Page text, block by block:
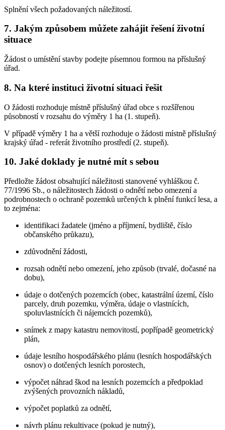
Splnění všech požadovaných náležitostí.
7. Jakým způsobem můžete zahájit řešení životní
situace
Žádost o umístění stavby podejte písemnou formou na příslušný
úřad.
8. Na které instituci životní situaci řešit
O žádosti rozhoduje místně příslušný úřad obce s rozšířenou
působností v rozsahu do výměry 1 ha (1. stupeň).
V případě výměry 1 ha a větší rozhoduje o žádosti místně příslušný
krajský úřad - referát životního prostředí (2. stupeň).
10. Jaké doklady je nutné mít s sebou
Předložte žádost obsahující náležitosti stanovené vyhláškou č.
77/1996 Sb., o náležitostech žádosti o odnětí nebo omezení a
podrobnostech o ochraně pozemků určených k plnění funkcí lesa, a
to zejména:
identifikaci žadatele (jméno a příjmení, bydliště, číslo
občanského průkazu),
zdůvodnění žádosti,
rozsah odnětí nebo omezení, jeho způsob (trvalé, dočasné na
dobu),
údaje o dotčených pozemcích (obec, katastrální území, číslo
parcely, druh pozemku, výměra, údaje o vlastnících,
spoluvlastnících či nájemcích pozemků),
snímek z mapy katastru nemovitostí, popřípadě geometrický
plán,
údaje lesního hospodářského plánu (lesních hospodářských
osnov) o dotčených lesních porostech,
výpočet náhrad škod na lesních pozemcích a předpoklad
zvýšených provozních nákladů,
výpočet poplatků za odnětí,
návrh plánu rekultivace (pokud je nutný),